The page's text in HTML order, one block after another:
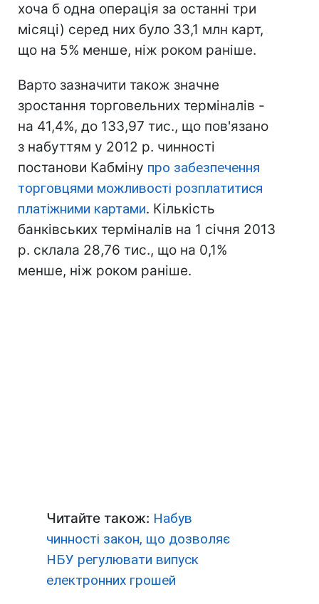
хоча б одна операція за останні три
місяці) серед них було 33,1 млн карт,
що на 5% менше, ніж роком раніше.
Варто зазначити також значне
зростання торговельних терміналів -
на 41,4%, до 133,97 тис., що пов'язано
з набуттям у 2012 р. чинності
постанови Кабміну про забезпечення
торговцями можливості розплатитися
платіжними картами. Кількість
банківських терміналів на 1 січня 2013
р. склала 28,76 тис., що на 0,1%
менше, ніж роком раніше.
Читайте також: Набув
чинності закон, що дозволяє
НБУ регулювати випуск
електронних грошей